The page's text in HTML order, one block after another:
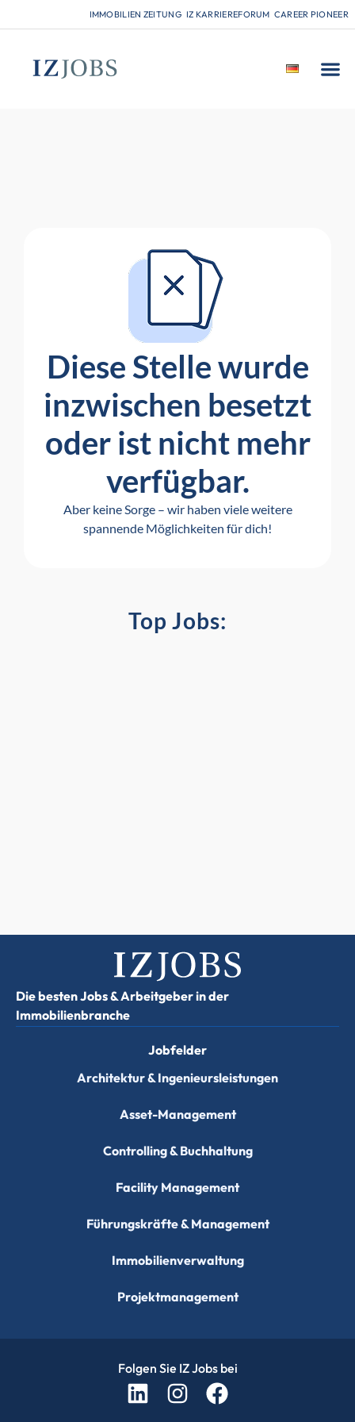
IMMOBILIEN ZEITUNG IZ KARRIEREFORUM CAREER PIONEER
Diese Stelle wurde
inzwischen besetzt
oder ist nicht mehr
verfügbar.
Aber keine Sorge – wir haben viele weitere
spannende Möglichkeiten für dich!
Top Jobs:
Die besten Jobs & Arbeitgeber in der
Immobilienbranche
Jobfelder
Architektur & Ingenieursleistungen
Asset-Management
Controlling & Buchhaltung
Facility Management
Führungskräfte & Management
Immobilienverwaltung
Projektmanagement
Folgen Sie IZ Jobs bei